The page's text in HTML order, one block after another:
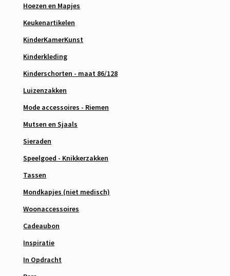
Hoezen en Mapjes
Keukenartikelen
KinderKamerKunst
Kinderkleding
Kinderschorten - maat 86/128
Luizenzakken
Mode accessoires - Riemen
Mutsen en Sjaals
Sieraden
Speelgoed - Knikkerzakken
Tassen
Mondkapjes (niet medisch)
Woonaccessoires
Cadeaubon
Inspiratie
In Opdracht